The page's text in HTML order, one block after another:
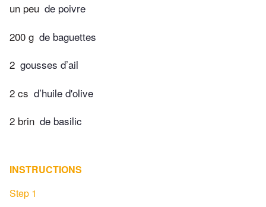
un peu de poivre
200 g de baguettes
2 gousses d’ail
2 cs d’huile d'olive
2 brin de basilic
INSTRUCTIONS
Step 1